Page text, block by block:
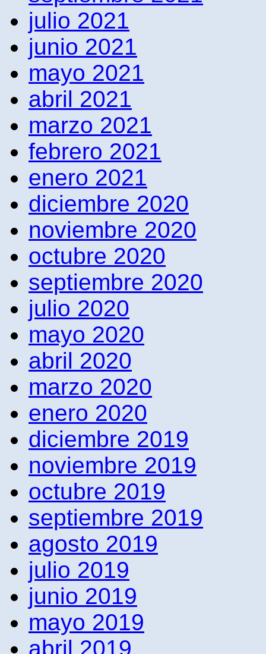
julio 2021
junio 2021
mayo 2021
abril 2021
marzo 2021
febrero 2021
enero 2021
diciembre 2020
noviembre 2020
octubre 2020
septiembre 2020
julio 2020
mayo 2020
abril 2020
marzo 2020
enero 2020
diciembre 2019
noviembre 2019
octubre 2019
septiembre 2019
agosto 2019
julio 2019
junio 2019
mayo 2019
abril 2019